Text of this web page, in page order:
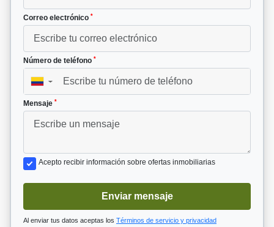
Correo electrónico *
Número de teléfono *
▼
Mensaje *
Acepto recibir información sobre ofertas inmobiliarias
Enviar mensaje
Al enviar tus datos aceptas los Términos de servicio y privacidad